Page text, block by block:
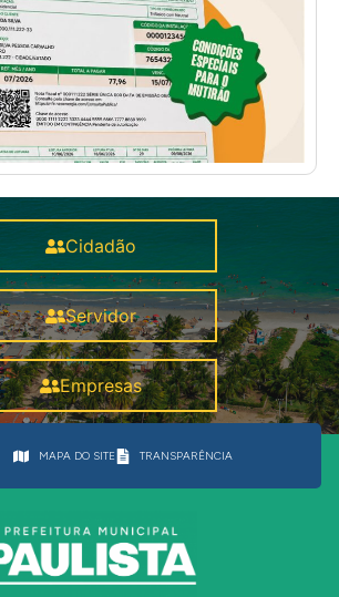
Cidadão
Servidor
Empresas
MAPA DO SITE TRANSPARÊNCIA